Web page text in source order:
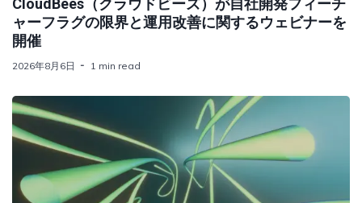
CloudBees（クラウドビーズ）が自社開発フィーチ
ャーフラグの限界と運用改善に関するウェビナーを
開催
2026年8月6日 1 min read